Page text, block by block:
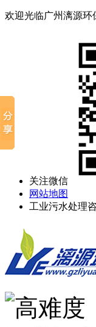
欢迎光临广州漓源环
关注微信
网站地图
工业污水处理